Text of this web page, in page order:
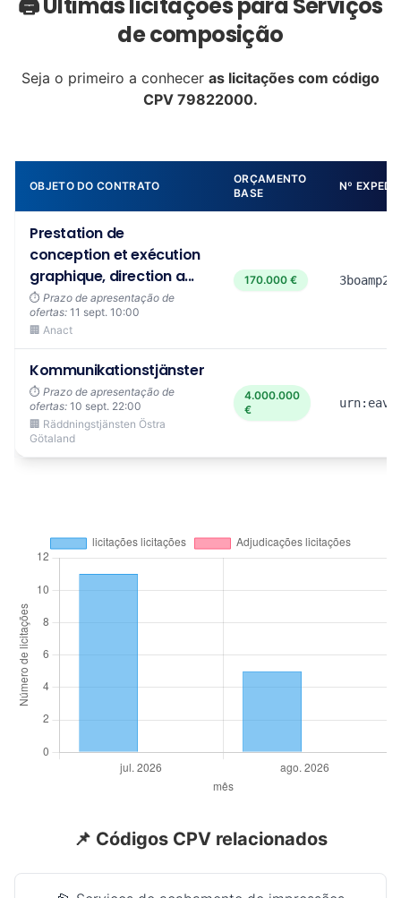
de composição
Seja o primeiro a conhecer as licitações com código
CPV 79822000.
OBJETO DO CONTRATO
ORÇAMENTO
BASE
Nº
Prestation de
conception et exécution
graphique, direction a...
⏱️ Prazo de apresentação de
ofertas: 11 sept. 10:00
🏢 Anact
170.000 €
Kommunikationstjänster
⏱️ Prazo de apresentação de
ofertas: 10 sept. 22:00
🏢 Räddningstjänsten Östra
Götaland
4.000.000
€
📌 Códigos CPV relacionados